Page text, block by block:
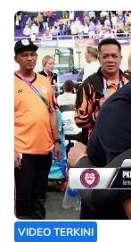
VIDEO TERKINI